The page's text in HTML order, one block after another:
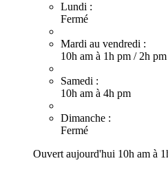
Lundi :
Fermé
Mardi au vendredi :
10h am à 1h pm / 2h
Samedi :
10h am à 4h pm
Dimanche :
Fermé
Ouvert aujourd'hui 10h am à